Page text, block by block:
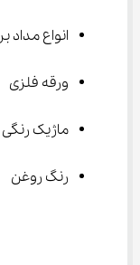
انواع مداد
ورقه فلزی
ماژیک رنگی
رنگ روغن